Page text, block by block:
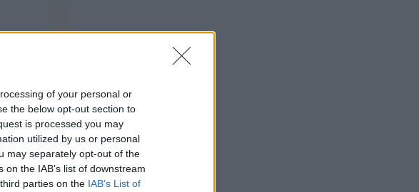
of your personal or
the below opt-out section to
is processed you may
utilized by us or personal
may separately opt-out of the
the IAB’s list of downstream
parties on the IAB’s List of